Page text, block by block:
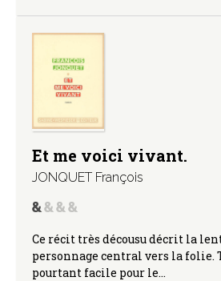
Et me voici vivant.
JONQUET François
Ce récit très décousu décrit la
personnage central vers la folie.
pourtant facile pour le…